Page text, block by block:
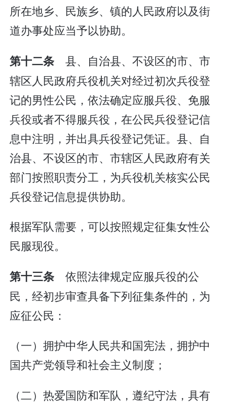
所在地乡、民族乡、镇的人民政府以及街
道办事处应当予以协助。
第十二条 县、自治县、不设区的市、市
辖区人民政府兵役机关对经过初次兵役登
记的男性公民，依法确定应服兵役、免服
兵役或者不得服兵役，在公民兵役登记信
息中注明，并出具兵役登记凭证。县、自
治县、不设区的市、市辖区人民政府有关
部门按照职责分工，为兵役机关核实公民
兵役登记信息提供协助。
根据军队需要，可以按照规定征集女性公
民服现役。
第十三条 依照法律规定应服兵役的公
民，经初步审查具备下列征集条件的，为
应征公民：
（一）拥护中华人民共和国宪法，拥护中
国共产党领导和社会主义制度；
（二）热爱国防和军队，遵纪守法，具有